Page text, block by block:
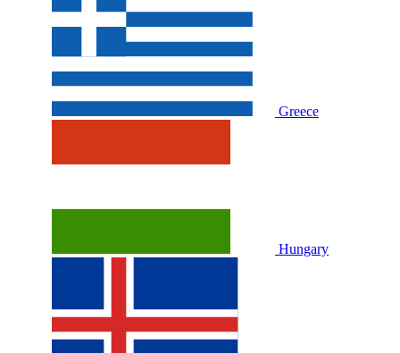
Greece
Hungary